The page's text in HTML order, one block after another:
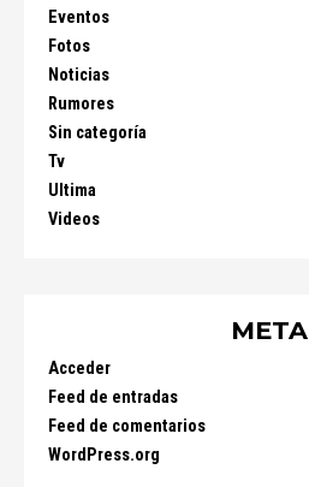
Eventos
Fotos
Noticias
Rumores
Sin categoría
Tv
Ultima
Videos
META
Acceder
Feed de entradas
Feed de comentarios
WordPress.org